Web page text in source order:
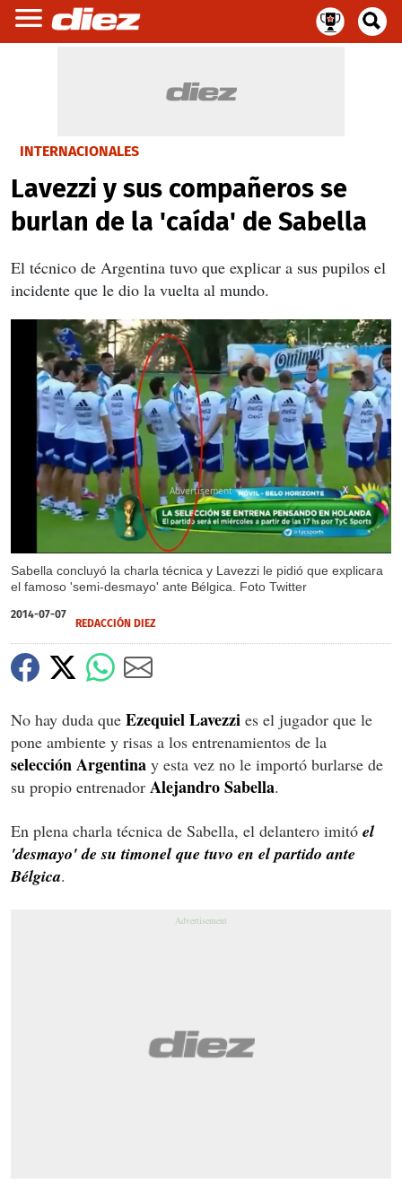
INTERNACIONALES
Lavezzi y sus compañeros se
burlan de la 'caída' de Sabella
El técnico de Argentina tuvo que explicar a sus pupilos el
incidente que le dio la vuelta al mundo.
Sabella concluyó la charla técnica y Lavezzi le pidió que explicara
el famoso 'semi-desmayo' ante Bélgica. Foto Twitter
X
2014-07-07
REDACCIÓN DIEZ
No hay duda que Ezequiel Lavezzi es el jugador que le
pone ambiente y risas a los entrenamientos de la
selección Argentina y esta vez no le importó burlarse de
su propio entrenador Alejandro Sabella.
En plena charla técnica de Sabella, el delantero imitó el
'desmayo' de su timonel que tuvo en el partido ante
Bélgica.